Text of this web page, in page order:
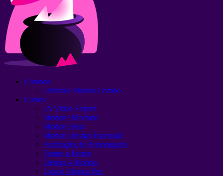
Combos
Ultimate Motion Combo
Cursos
IA Video Expert
Motion+Machine
Motion Boss
Motion Design Essencial
Animação de Personagens
Frame a Frame
Design 4 Motion
Liquid Motion Pro